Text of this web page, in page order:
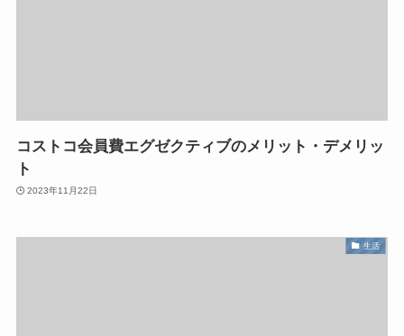
コストコ会員費エグゼクティブのメリット・デメリッ
ト
2023年11月22日
生活